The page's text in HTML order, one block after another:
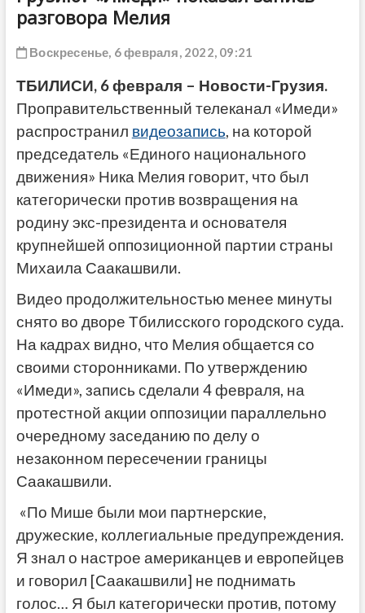
разговора Мелия
Воскресенье, 6 февраля, 2022, 09:21
ТБИЛИСИ, 6 февраля – Новости-Грузия.
Проправительственный телеканал «Имеди»
распространил видеозапись, на которой
председатель «Единого национального
движения» Ника Мелия говорит, что был
категорически против возвращения на
родину экс-президента и основателя
крупнейшей оппозиционной партии страны
Михаила Саакашвили.
Видео продолжительностью менее минуты
снято во дворе Тбилисского городского суда.
На кадрах видно, что Мелия общается со
своими сторонниками. По утверждению
«Имеди», запись сделали 4 февраля, на
протестной акции оппозиции параллельно
очередному заседанию по делу о
незаконном пересечении границы
Саакашвили.
«По Мише были мои партнерские,
дружеские, коллегиальные предупреждения.
Я знал о настрое американцев и европейцев
и говорил [Саакашвили] не поднимать
голос… Я был категорически против, потому